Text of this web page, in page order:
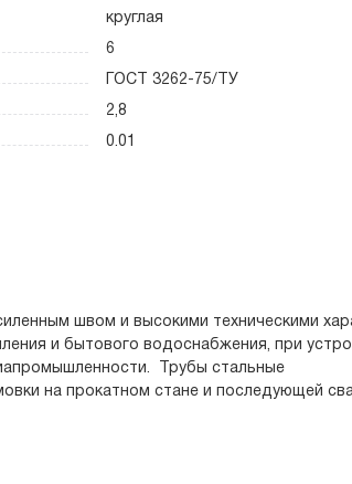
круглая
6
ГОСТ 3262-75/ТУ
2,8
0.01
швом и высокими техническими
и бытового водоснабжения, при
Трубы стальные
на прокатном стане и последующей